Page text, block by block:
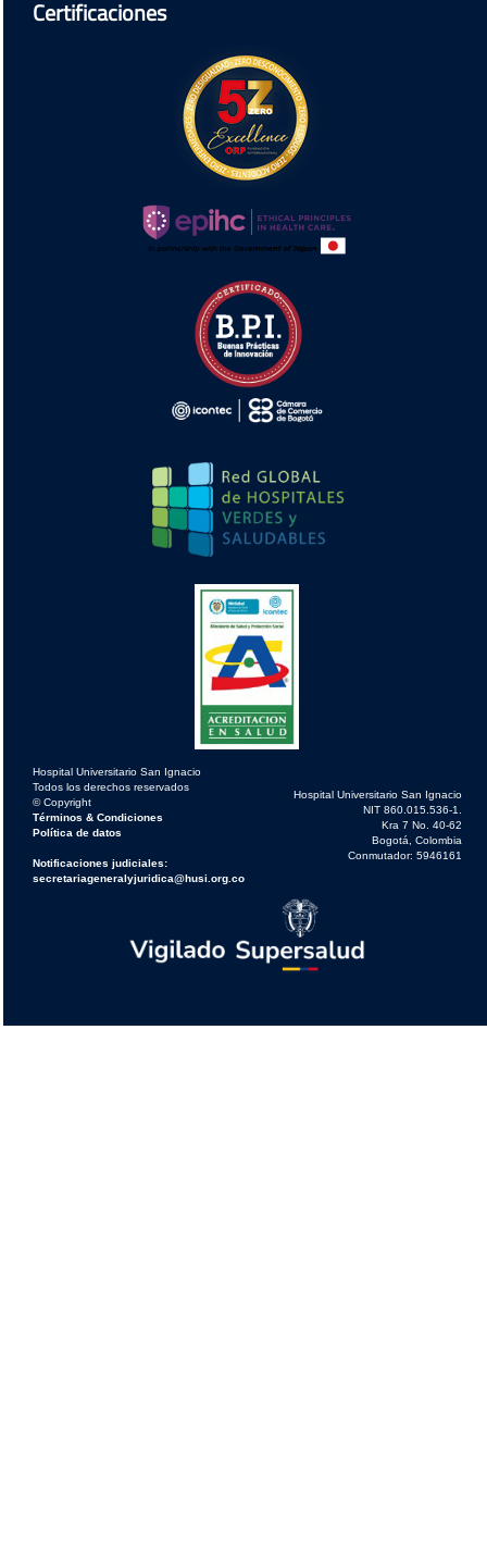
Certificaciones
Hospital Universitario San Ignacio
Todos los derechos reservados
© Copyright
Términos & Condiciones
Política de datos
Notificaciones judiciales:
secretariageneralyjuridica@husi.org.co
Hospital Universitario San Ignacio
NIT 860.015.536-1.
Kra 7 No. 40-62
Bogotá, Colombia
Conmutador: 5946161